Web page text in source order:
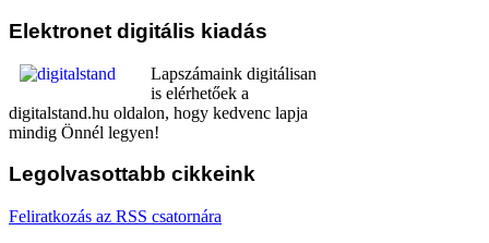
Elektronet digitális kiadás
Lapszámaink digitálisan
is elérhetőek a
digitalstand.hu oldalon, hogy kedvenc lapja
mindig Önnél legyen!
Legolvasottabb cikkeink
Feliratkozás az RSS csatornára